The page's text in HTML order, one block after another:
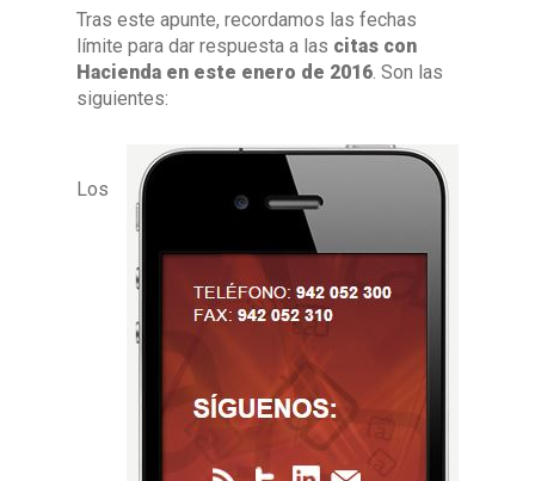
Tras este apunte, recordamos las fechas
límite para dar respuesta a las citas con
Hacienda en este enero de 2016. Son las
siguientes:
Los